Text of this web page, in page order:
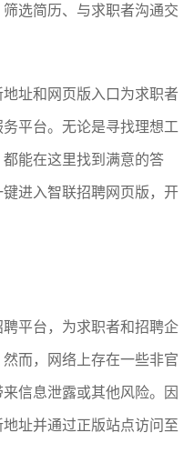
选简历、与求职者沟通交
址和网页版入口为求职者
平台。无论是寻找理想工
能在这里找到满意的答
进入智联招聘网页版，开
平台，为求职者和招聘企
而，网络上存在一些非官
信息泄露或其他风险。因
址并通过正版站点访问至